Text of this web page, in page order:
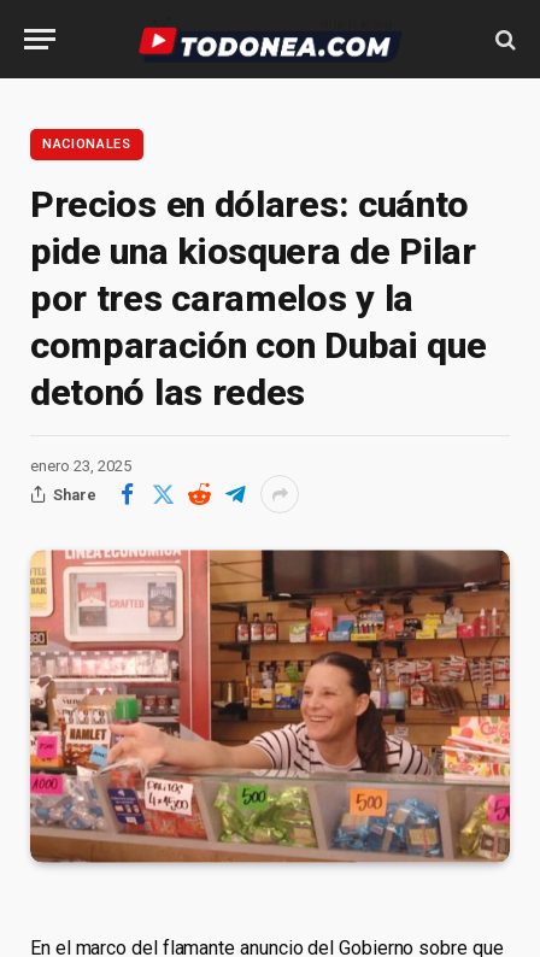
NACIONALES
Precios en dólares: cuánto
pide una kiosquera de Pilar
por tres caramelos y la
comparación con Dubai que
detonó las redes
enero 23, 2025
Share
En el marco del flamante anuncio del Gobierno sobre que